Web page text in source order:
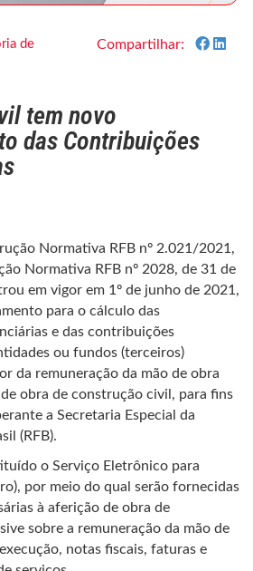
de
Compartilhar:
tem novo
das Contribuições
Normativa RFB nº 2.021/2021,
Normativa RFB nº 2028, de 31 de
em vigor em 1º de junho de 2021,
para o cálculo das
e das contribuições
ou fundos (terceiros)
da remuneração da mão de obra
obra de construção civil, para fins
a Secretaria Especial da
(RFB).
o Serviço Eletrônico para
por meio do qual serão fornecidas
à aferição de obra de
sobre a remuneração da mão de
notas fiscais, faturas e